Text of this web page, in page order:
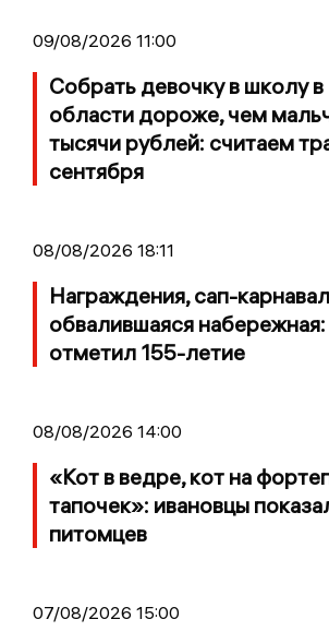
09/08/2026 11:00
Собрать девочку в школу
области дороже, чем
тысячи рублей: считаем
сентября
08/08/2026 18:11
Награждения, сап-
обвалившаяся
отметил 155-летие
08/08/2026 14:00
«Кот в ведре, кот на
тапочек»: ивановцы
питомцев
07/08/2026 15:00